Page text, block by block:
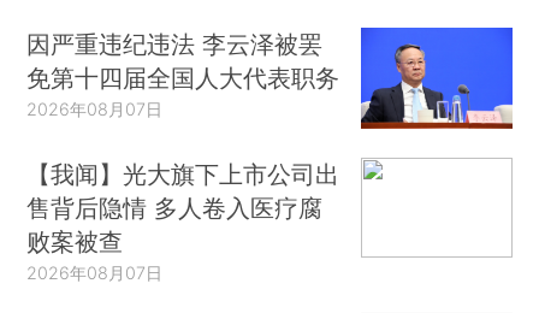
因严重违纪违法 李云泽被罢
免第十四届全国人大代表职务
2026年08月07日
【我闻】光大旗下上市公司出
售背后隐情 多人卷入医疗腐
败案被查
2026年08月07日